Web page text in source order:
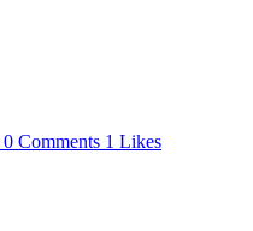
0 Comments 1 Likes